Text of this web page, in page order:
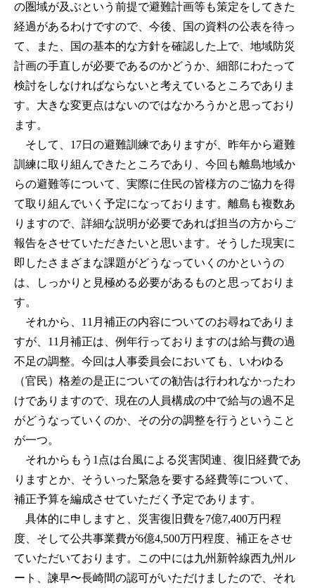
の圏域が及ぶという前提で避難計画等も策定をしてきた
経過があるわけですので、今後、国の資料の公表を待っ
て、また、国の基本的な方針を確認した上で、地域防災
計画の手直しが必要であるのかどうか、細部にわたって
検討をしなければならないと考えているところでありま
す。大きな変更点はないのではなかろうかと思っており
ます。
そして、17日の避難訓練でありますが、昨年から避難
訓練に取り組んできたところであり、今回も離島地域か
らの避難等について、実際に住民の皆様方のご協力を得
て取り組んでいく予定になっております。離島も複数あ
りますので、詳細な説明が必要であれば担当の方からご
報告をさせていただきたいと思います。そうした現実に
即したさまざまな課題がどうなっていくのかというの
は、しっかりと見極める必要があるものと思っておりま
す。
それから、11月補正の内容についてのお尋ねでありま
すが、11月補正は、例年行っておりますのは給与費の過
不足の調整。今回は人事委員会においても、いわゆる
（官民）格差の是正についての勧告は行われなかったわ
けでありますので、現在の人員構成の中で給与の過不足
がどうなっていくのか、その分の調整を行うということ
が一つ。
それからもう1点は台風による災害関連、復旧経費であ
りますとか、そういった緊急を要する経費等について、
補正予算を編成させていただく予定であります。
具体的に申しますと、災害復旧費を7億7,400万円程
度、そして公共事業費が6億4,500万円程度、補正をさせ
ていただいております。この中には九州新幹線西九州ル
ート、諫早〜長崎間の認可がいただけましたので、それ